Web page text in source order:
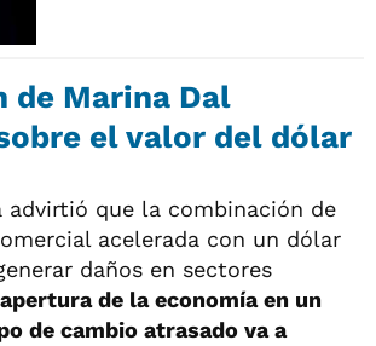
de Marina Dal
el valor del dólar
advirtió que la combinación de
acelerada con un dólar
daños en sectores
de la economía en un
de cambio atrasado va a